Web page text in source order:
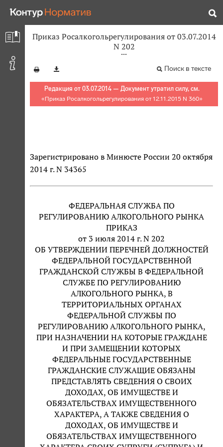
Приказ Росалкогольрегулирования от 03.07.2014
N 202
Поиск в тексте
Редакция от 03.07.2014 — Документ утратил силу, см.
«Приказ Росалкогольрегулирования от 12.11.2015 N 360»
Зарегистрировано в Минюсте России 20 октября
2014 г. N 34365
ФЕДЕРАЛЬНАЯ СЛУЖБА ПО
РЕГУЛИРОВАНИЮ АЛКОГОЛЬНОГО РЫНКА
ПРИКАЗ
от 3 июля 2014 г. N 202
ОБ УТВЕРЖДЕНИИ ПЕРЕЧНЕЙ ДОЛЖНОСТЕЙ
ФЕДЕРАЛЬНОЙ ГОСУДАРСТВЕННОЙ
ГРАЖДАНСКОЙ СЛУЖБЫ В ФЕДЕРАЛЬНОЙ
СЛУЖБЕ ПО РЕГУЛИРОВАНИЮ
АЛКОГОЛЬНОГО РЫНКА, В
ТЕРРИТОРИАЛЬНЫХ ОРГАНАХ
ФЕДЕРАЛЬНОЙ СЛУЖБЫ ПО
РЕГУЛИРОВАНИЮ АЛКОГОЛЬНОГО РЫНКА,
ПРИ НАЗНАЧЕНИИ НА КОТОРЫЕ ГРАЖДАНЕ
И ПРИ ЗАМЕЩЕНИИ КОТОРЫХ
ФЕДЕРАЛЬНЫЕ ГОСУДАРСТВЕННЫЕ
ГРАЖДАНСКИЕ СЛУЖАЩИЕ ОБЯЗАНЫ
ПРЕДСТАВЛЯТЬ СВЕДЕНИЯ О СВОИХ
ДОХОДАХ, ОБ ИМУЩЕСТВЕ И
ОБЯЗАТЕЛЬСТВАХ ИМУЩЕСТВЕННОГО
ХАРАКТЕРА, А ТАКЖЕ СВЕДЕНИЯ О
ДОХОДАХ, ОБ ИМУЩЕСТВЕ И
ОБЯЗАТЕЛЬСТВАХ ИМУЩЕСТВЕННОГО